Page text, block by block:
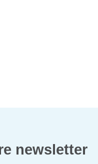
newsletter